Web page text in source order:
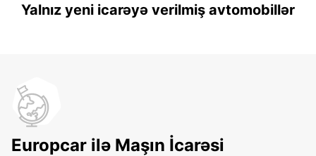
Yalnız yeni icarəyə verilmiş avtomobillər
Europcar ilə Maşın İcarəsi